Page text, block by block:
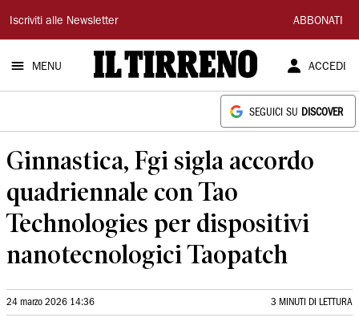
Il
Tirreno
Iscriviti alle Newsletter ABBONATI
MENU ACCEDI
SEGUICI SU DISCOVER
Ginnastica, Fgi sigla accordo
quadriennale con Tao
Technologies per dispositivi
nanotecnologici Taopatch
24 marzo 2026 14:36 3 MINUTI DI LETTURA